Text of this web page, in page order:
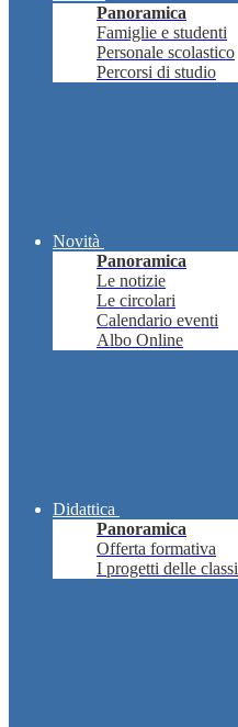
Panoramica
Famiglie e studenti
Personale scolastico
Percorsi di studio
Novità
Panoramica
Le notizie
Le circolari
Calendario eventi
Albo Online
Didattica
Panoramica
Offerta formativa
I progetti delle classi